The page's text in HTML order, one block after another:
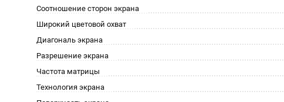
Соотношение сторон экрана
Широкий цветовой охват
Диагональ экрана
Разрешение экрана
Частота матрицы
Технология экрана